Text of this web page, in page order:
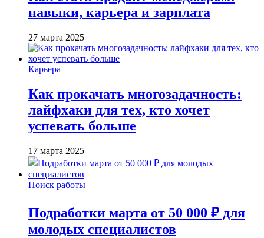
навыки, карьера и зарплата
27 марта 2025
Карьера
Как прокачать многозадачность:
лайфхаки для тех, кто хочет
успевать больше
17 марта 2025
Поиск работы
Подработки марта от 50 000 ₽ для
молодых специалистов